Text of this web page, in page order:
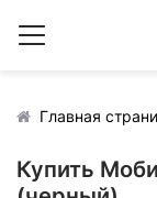
Главная
Купить